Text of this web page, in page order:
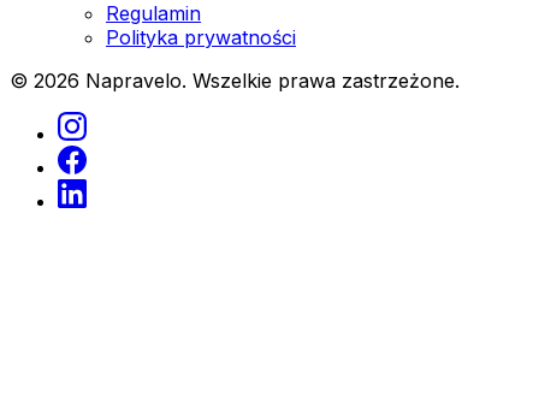
Regulamin
Polityka prywatności
© 2026 Napravelo. Wszelkie prawa zastrzeżone.